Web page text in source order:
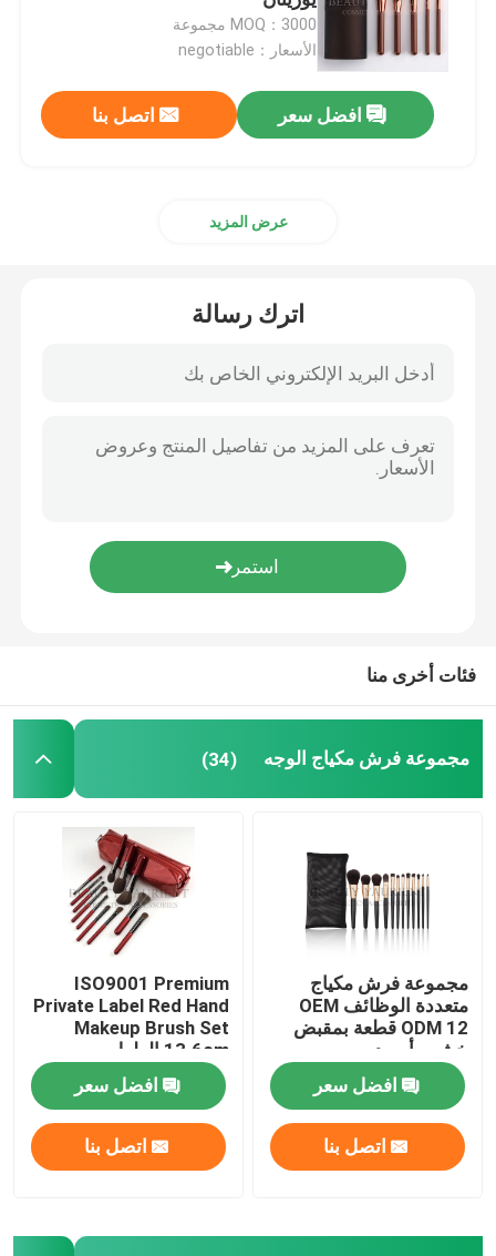
فرشاة مكياج عالية الجودة
أدوات مكياج الوجه
فرشاة مكياج ظلال العيون
فرشاة مكياج مدمجة
MOQ：3000 مجموعة
الأسعار：negotiable
افضل سعر اتصل بنا
عرض المزيد
اترك رسالة
فئات أخرى منا
مجموعة فرش مكياج الوجه (34)
مجموعة فرش مكياج
متعددة الوظائف OEM
ODM 12 قطعة بمقبض
خشبي أسود
افضل سعر
اتصل بنا
ISO9001 Premium
Private Label Red Hand
Makeup Brush Set
13.6cm الطول
افضل سعر
اتصل بنا